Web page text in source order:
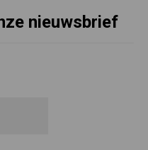
nieuwsbrief